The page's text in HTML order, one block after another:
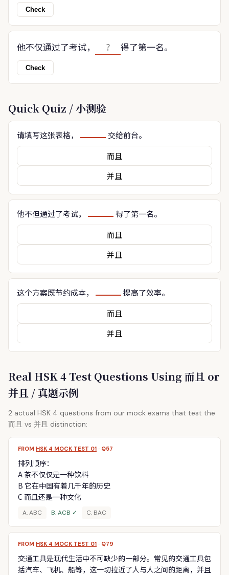
Check
他不仅通过了考试， 得了第一名。
Check
Quick Quiz / 小测验
请填写这张表格，
交给前台。
而且
并且
他不但通过了考试，
得了第一名。
而且
并且
这个方案既节约成本，
提高了效率。
而且
并且
Real HSK 4 Test Questions Using 而且 or
并且 / 真题示例
2 actual HSK 4 questions from our mock exams that test the
而且 vs 并且 distinction:
FROM HSK 4 MOCK TEST 01 · Q57
排列顺序：
A 茶不仅仅是一种饮料
B 它在中国有着几千年的历史
C 而且还是一种文化
A. ABC B. ACB ✓ C. BAC
FROM HSK 4 MOCK TEST 01 · Q79
交通工具是现代生活中不可缺少的一部分。常见的交通工具包
括汽车、飞机、船等，这一切拉近了人与人之间的距离，并且